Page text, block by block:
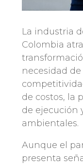
La industria
Colombia
necesidad
de costos, la
de ejecución
ambientales.
Aunque el
presenta